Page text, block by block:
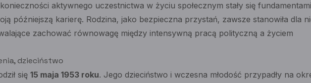
aktywnego uczestnictwa w życiu społecznym stały się
późniejszą karierę. Rodzina, jako bezpieczna przystań, zawsze stanowiła dla
zachować równowagę między intensywną pracą polityczną a życiem
dzieciństwo
się 15 maja 1953 roku. Jego dzieciństwo i wczesna młodość przypadły na